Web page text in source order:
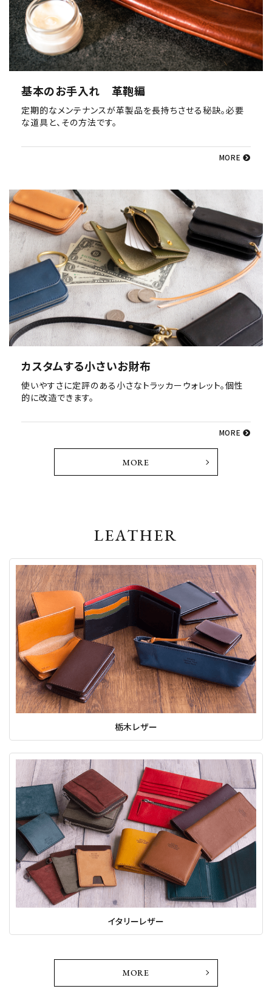
基本のお手入れ 革鞄編
定期的なメンテナンスが革製品を長持ちさせる秘訣。必要
な道具と、その方法です。
MORE
カスタムする小さいお財布
使いやすさに定評のある小さなトラッカーウォレット。個性
的に改造できます。
MORE
MORE
LEATHER
栃木レザー
イタリーレザー
MORE